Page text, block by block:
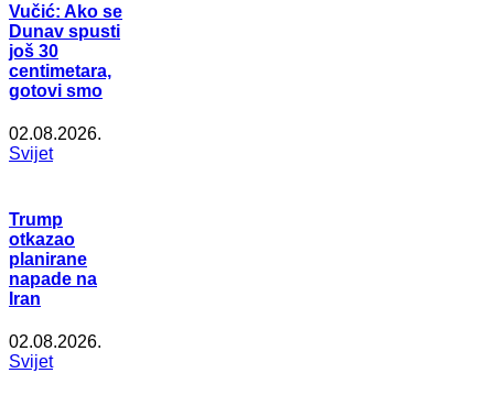
Vučić: Ako se
Dunav spusti
još 30
centimetara,
gotovi smo
02.08.2026.
Svijet
Trump
otkazao
planirane
napade na
Iran
02.08.2026.
Svijet